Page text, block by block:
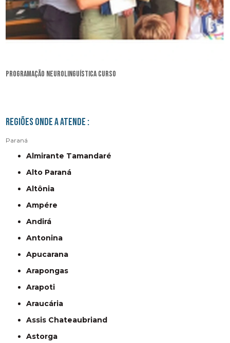
programação neurolinguística curso
Regiões onde a atende :
Paraná
Almirante Tamandaré
Alto Paraná
Altônia
Ampére
Andirá
Antonina
Apucarana
Arapongas
Arapoti
Araucária
Assis Chateaubriand
Astorga